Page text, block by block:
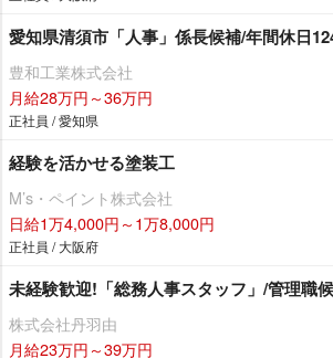
愛知県清須市「人事」係長候補/年間休日
豊和工業株式会社
月給28万円～36万円
正社員 / 愛知県
経験を活かせる塗装工
M’s・ペイント株式会社
日給1万4,000円～1万8,000円
正社員 / 大阪府
未経験歓迎!「総務人事スタッフ」/管理職
株式会社丹羽由
月給23万円～39万円